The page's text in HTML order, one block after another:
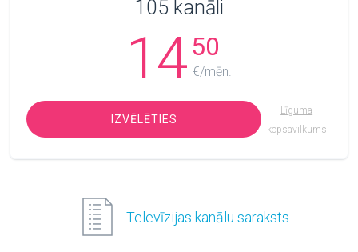
105 kanāli
1450
€/mēn.
IZVĒLĒTIES
Līguma
kopsavilkums
Televīzijas kanālu saraksts